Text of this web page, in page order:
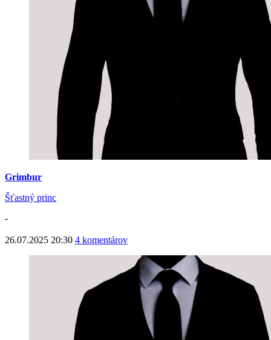
Grimbur
Šťastný princ
-
26.07.2025 20:30 4 komentárov